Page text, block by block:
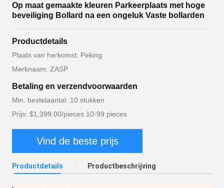
Op maat gemaakte kleuren Parkeerplaats met hoge
beveiliging Bollard na een ongeluk Vaste bollarden
Productdetails
Plaats van herkomst: Peking
Merknaam: ZASP
Betaling en verzendvoorwaarden
Min. bestelaantal: 10 stukken
Prijs: $1,399.00/pieces 10-99 pieces
Vind de beste prijs
Productdetails Productbeschrijving